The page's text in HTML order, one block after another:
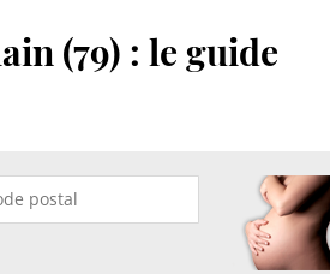
(79) : le guide